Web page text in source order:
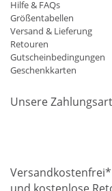
Hilfe & FAQs
Größentabellen
Versand & Lieferung
Retouren
Gutscheinbedingungen
Geschenkkarten
Unsere
Versandkostenfrei*
und kostenlose